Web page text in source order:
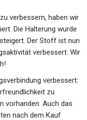
verbessern, haben wir
Die Halterung wurde
Der Stoff ist nun
verbessert. Wir
verbessert:
zu
vorhanden. Auch das
nach dem Kauf